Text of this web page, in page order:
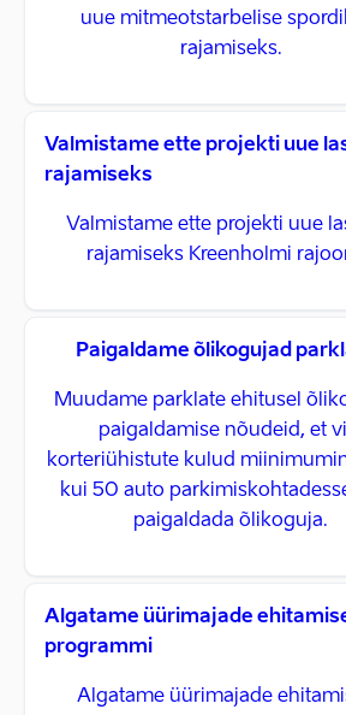
uue mitmeotstarbelise
rajamiseks.
Valmistame ette projekti uue
rajamiseks
Valmistame ette projekti uue
rajamiseks Kreenholmi
Paigaldame õlikogujad
Muudame parklate ehitusel
paigaldamise nõudeid, et
korteriühistute kulud
kui 50 auto
paigaldada õlikoguja.
Algatame üürimajade
programmi
Algatame üürimajade